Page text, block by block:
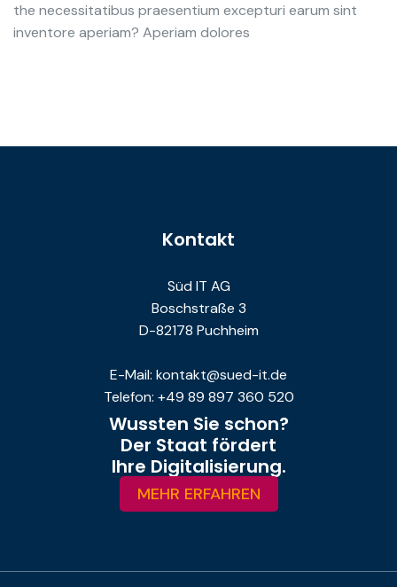
the necessitatibus praesentium excepturi earum sint
inventore aperiam? Aperiam dolores
Kontakt
Süd IT AG
Boschstraße 3
D-82178 Puchheim
E-Mail: kontakt@sued-it.de
Telefon: +49 89 897 360 520
Wussten Sie schon?
Der Staat fördert
Ihre Digitalisierung.
MEHR ERFAHREN